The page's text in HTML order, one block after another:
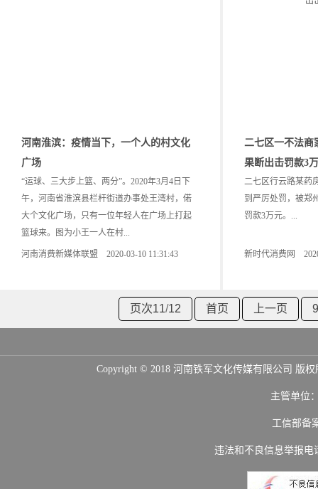
河南淮滨：疫情当下，一个人的村文化
广场
“运球、三大步上篮、两分”。2020年3月4日下
午，河南省淮滨县栏杆街道办事处王湾村，偌
大个文化广场，只有一位年轻人在广场上打起
篮球来。图为小王一人在村...
河南消费新媒体联盟 2020-03-10 11:31:43
二七区一不法
果断出击罚款3
二七区行云路某药
到严厉处罚，被郑
罚款3万元。...
新时代消费网
页次11/12 首页 上一页 9
Copyright © 2018 河南铁军文化传媒有限公司 版
主管单位
工信部备
违法和不良信息举报